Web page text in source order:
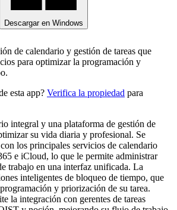
Descargar en Windows
de calendario y gestión de tareas que
para optimizar la programación y
esta app? Verifica la propiedad para
integral y una plataforma de gestión de
su vida diaria y profesional. Se
los principales servicios de calendario
e iCloud, lo que le permite administrar
trabajo en una interfaz unificada. La
inteligentes de bloqueo de tiempo, que
y priorización de su tarea.
la integración con gerentes de tareas